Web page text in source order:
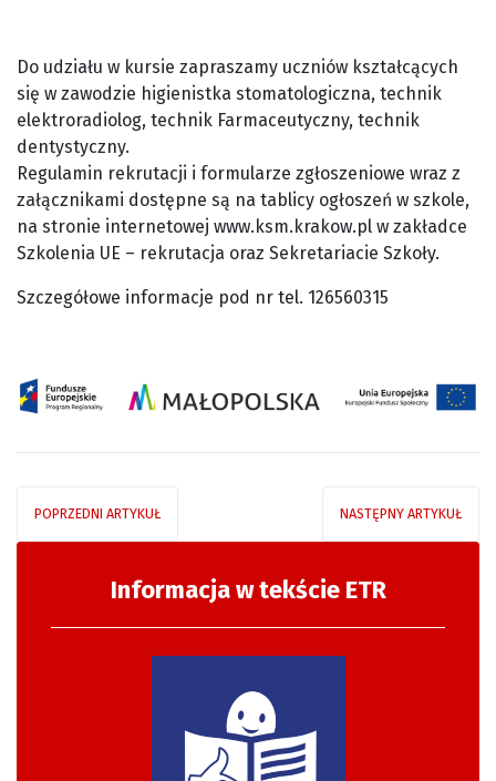
Do udziału w kursie zapraszamy uczniów kształcących
się w zawodzie higienistka stomatologiczna, technik
elektroradiolog, technik Farmaceutyczny, technik
dentystyczny.
Regulamin rekrutacji i formularze zgłoszeniowe wraz z
załącznikami dostępne są na tablicy ogłoszeń w szkole,
na stronie internetowej www.ksm.krakow.pl w zakładce
Szkolenia UE – rekrutacja oraz Sekretariacie Szkoły.
Szczegółowe informacje pod nr tel. 126560315
POPRZEDNI ARTYKUŁ NASTĘPNY ARTYKUŁ
Informacja w tekście ETR